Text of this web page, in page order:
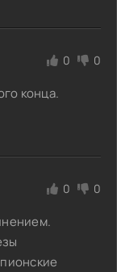
0 0
конца.
0 0